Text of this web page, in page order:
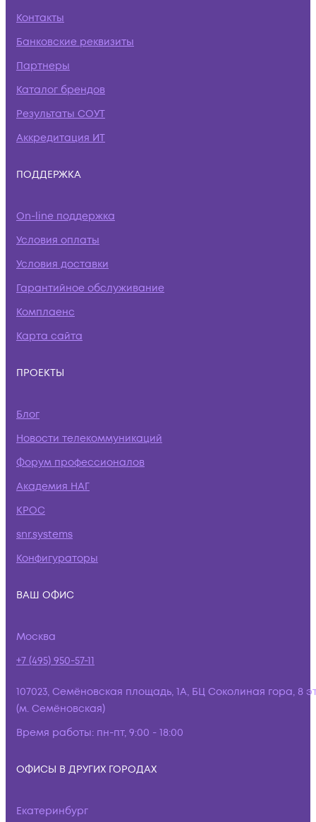
Контакты
Банковские реквизиты
Партнеры
Каталог брендов
Результаты СОУТ
Аккредитация ИТ
ПОДДЕРЖКА
On-line поддержка
Условия оплаты
Условия доставки
Гарантийное обслуживание
Комплаенс
Карта сайта
ПРОЕКТЫ
Блог
Новости телекоммуникаций
Форум профессионалов
Академия НАГ
КРОС
snr.systems
Конфигураторы
ВАШ ОФИС
Москва
+7 (495) 950-57-11
107023, Семёновская площадь, 1А, БЦ Соколиная гора, 8
(м. Семёновская)
Время работы: пн-пт, 9:00 - 18:00
ОФИСЫ В ДРУГИХ ГОРОДАХ
Екатеринбург